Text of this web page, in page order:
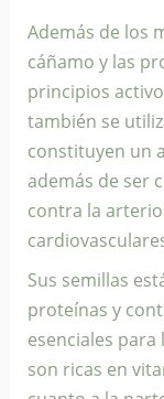
Además de los
cáñamo y las
principios
también se
constituyen un
además de ser
contra la
Sus semillas
proteínas y
esenciales
son ricas en